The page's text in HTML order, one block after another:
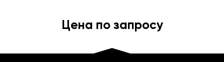
Цена по запросу